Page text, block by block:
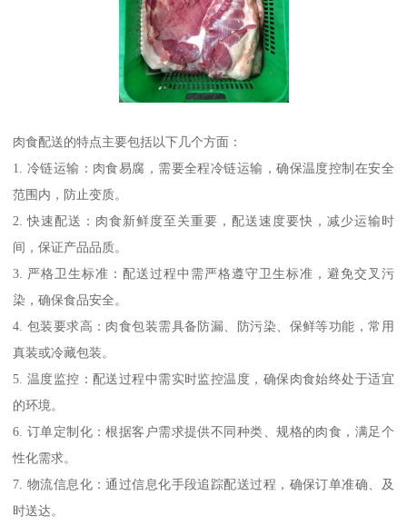
肉食配送的特点主要包括以下几个方面：
1. 冷链运输：肉食易腐，需要全程冷链运输，确保温度控制在安全
范围内，防止变质。
2. 快速配送：肉食新鲜度至关重要，配送速度要快，减少运输时
间，保证产品品质。
3. 严格卫生标准：配送过程中需严格遵守卫生标准，避免交叉污
染，确保食品安全。
4. 包装要求高：肉食包装需具备防漏、防污染、保鲜等功能，常用
真装或冷藏包装。
5. 温度监控：配送过程中需实时监控温度，确保肉食始终处于适宜
的环境。
6. 订单定制化：根据客户需求提供不同种类、规格的肉食，满足个
性化需求。
7. 物流信息化：通过信息化手段追踪配送过程，确保订单准确、及
时送达。